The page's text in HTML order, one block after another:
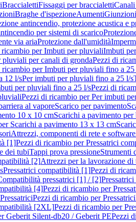
BraccialettiFissaggi per braccialetti
Braghe d'ispezioneAumentiGiunzioni
antincendio, protezione acustica e
per sistemi di scarico
via ariaProtezione dall'umidità
ricambio per Imbuti per pluvialiImbuti
pluviali per canali di grondaPezzi di
ricambio per Imbuti per pluviali fino a 25
12 l/sPer imbuti per pluviali fino a 25 l/s
per pluviali fino a 25 l/sPezzi di
Pezzi di ricambio per Per imbuti
al vaporeScarico per pavimento
10 x 10 cmScarichi a pavimento
Scarichi a pavimento 13 x 13 cm
Attrezzi, componenti di rete e software
[1]Pezzi di ricambio per Pressatrici
dei tubiTappi prova pressioneStrumenti
[2]Attrezzi per la lavorazione di
Pressatrici compatibilità [1]Pezzi di
pressatrici [1] / [2]
[4]Pezzi di ricambio per
PressatriciPezzi di ricambio per Pressatrici
[2XL]Pezzi di ricambio per
Geberit Silent-db20 / Geberit PEPezzi